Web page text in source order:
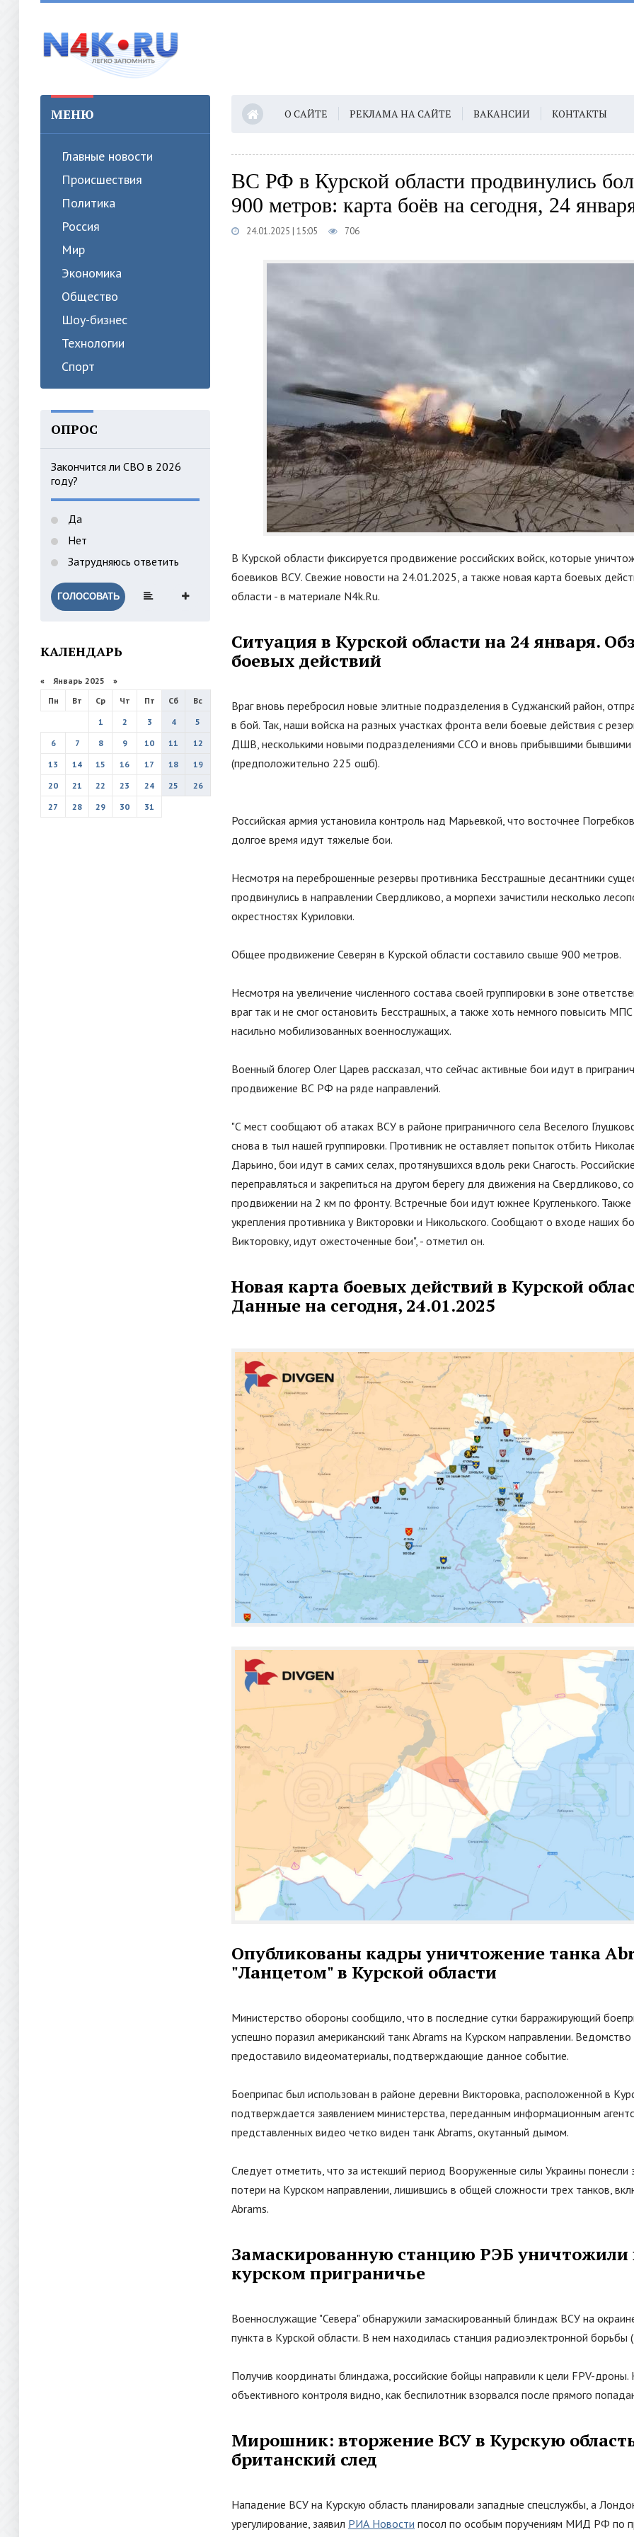
МЕНЮ
Главные новости
Происшествия
Политика
Россия
Мир
Экономика
Общество
Шоу-бизнес
Технологии
Спорт
ОПРОС
Закончится ли СВО в 2026
году?
Да
Нет
Затрудняюсь ответить
ГОЛОСОВАТЬ
КАЛЕНДАРЬ
« Январь 2025 »
Пн
Вт Ср Чт Пт Сб
Вс
1
2 3 4
5
6
7 8 9 10 11
12
13
14 15 16 17 18
19
20
21 22 23 24 25
26
27
28 29 30 31
О САЙТЕ РЕКЛАМА НА САЙТЕ ВАКАНСИИ КОНТАКТЫ
ВС РФ в Курской области продвинулись
900 метров: карта боёв на сегодня, 24
24.01.2025 | 15:05 706
В Курской области фиксируется продвижение российских войск, которые
боевиков ВСУ. Свежие новости на 24.01.2025, а также новая карта боевых
области - в материале N4k.Ru.
Ситуация в Курской области на 24 января.
боевых действий
Враг вновь перебросил новые элитные подразделения в Суджанский район,
в бой. Так, наши войска на разных участках фронта вели боевые действия с
ДШВ, несколькими новыми подразделениями ССО и вновь прибывшими бывшими
(предположительно 225 ошб).
Российская армия установила контроль над Марьевкой, что восточнее
долгое время идут тяжелые бои.
Несмотря на переброшенные резервы противника Бесстрашные десантники
продвинулись в направлении Свердликово, а морпехи зачистили несколько
окрестностях Куриловки.
Общее продвижение Северян в Курской области составило свыше 900 метров.
Несмотря на увеличение численного состава своей группировки в зоне
враг так и не смог остановить Бесстрашных, а также хоть немного повысить
насильно мобилизованных военнослужащих.
Военный блогер Олег Царев рассказал, что сейчас активные бои идут в
продвижение ВС РФ на ряде направлений.
"С мест сообщают об атаках ВСУ в районе приграничного села Веселого
снова в тыл нашей группировки. Противник не оставляет попыток отбить
Дарьино, бои идут в самих селах, протянувшихся вдоль реки Снагость.
переправляться и закрепиться на другом берегу для движения на Свердликово,
продвижении на 2 км по фронту. Встречные бои идут южнее Кругленького.
укрепления противника у Викторовки и Никольского. Сообщают о входе наших
Викторовку, идут ожесточенные бои", - отметил он.
Новая карта боевых действий в Курской
Данные на сегодня, 24.01.2025
Опубликованы кадры уничтожение танка
"Ланцетом"в Курской области
Министерство обороны сообщило, что в последние сутки барражирующий
успешно поразил американский танк Abrams на Курском направлении.
предоставило видеоматериалы, подтверждающие данное событие.
Боеприпас был использован в районе деревни Викторовка, расположенной в
подтверждается заявлением министерства, переданным информационным
представленных видео четко виден танк Abrams, окутанный дымом.
Следует отметить, что за истекший период Вооруженные силы Украины понесли
потери на Курском направлении, лишившись в общей сложности трех танков,
Abrams.
Замаскированную станцию РЭБ уничтожили
курском приграничье
Военнослужащие "Севера"обнаружили замаскированный блиндаж ВСУ на
пункта в Курской области. В нем находилась станция радиоэлектронной борьбы
Получив координаты блиндажа, российские бойцы направили к цели FPV-дроны.
объективного контроля видно, как беспилотник взорвался после прямого
Мирошник: вторжение ВСУ в Курскую
британский след
Нападение ВСУ на Курскую область планировали западные спецслужбы, а
урегулирование, заявил РИА Новости посол по особым поручениям МИД РФ по